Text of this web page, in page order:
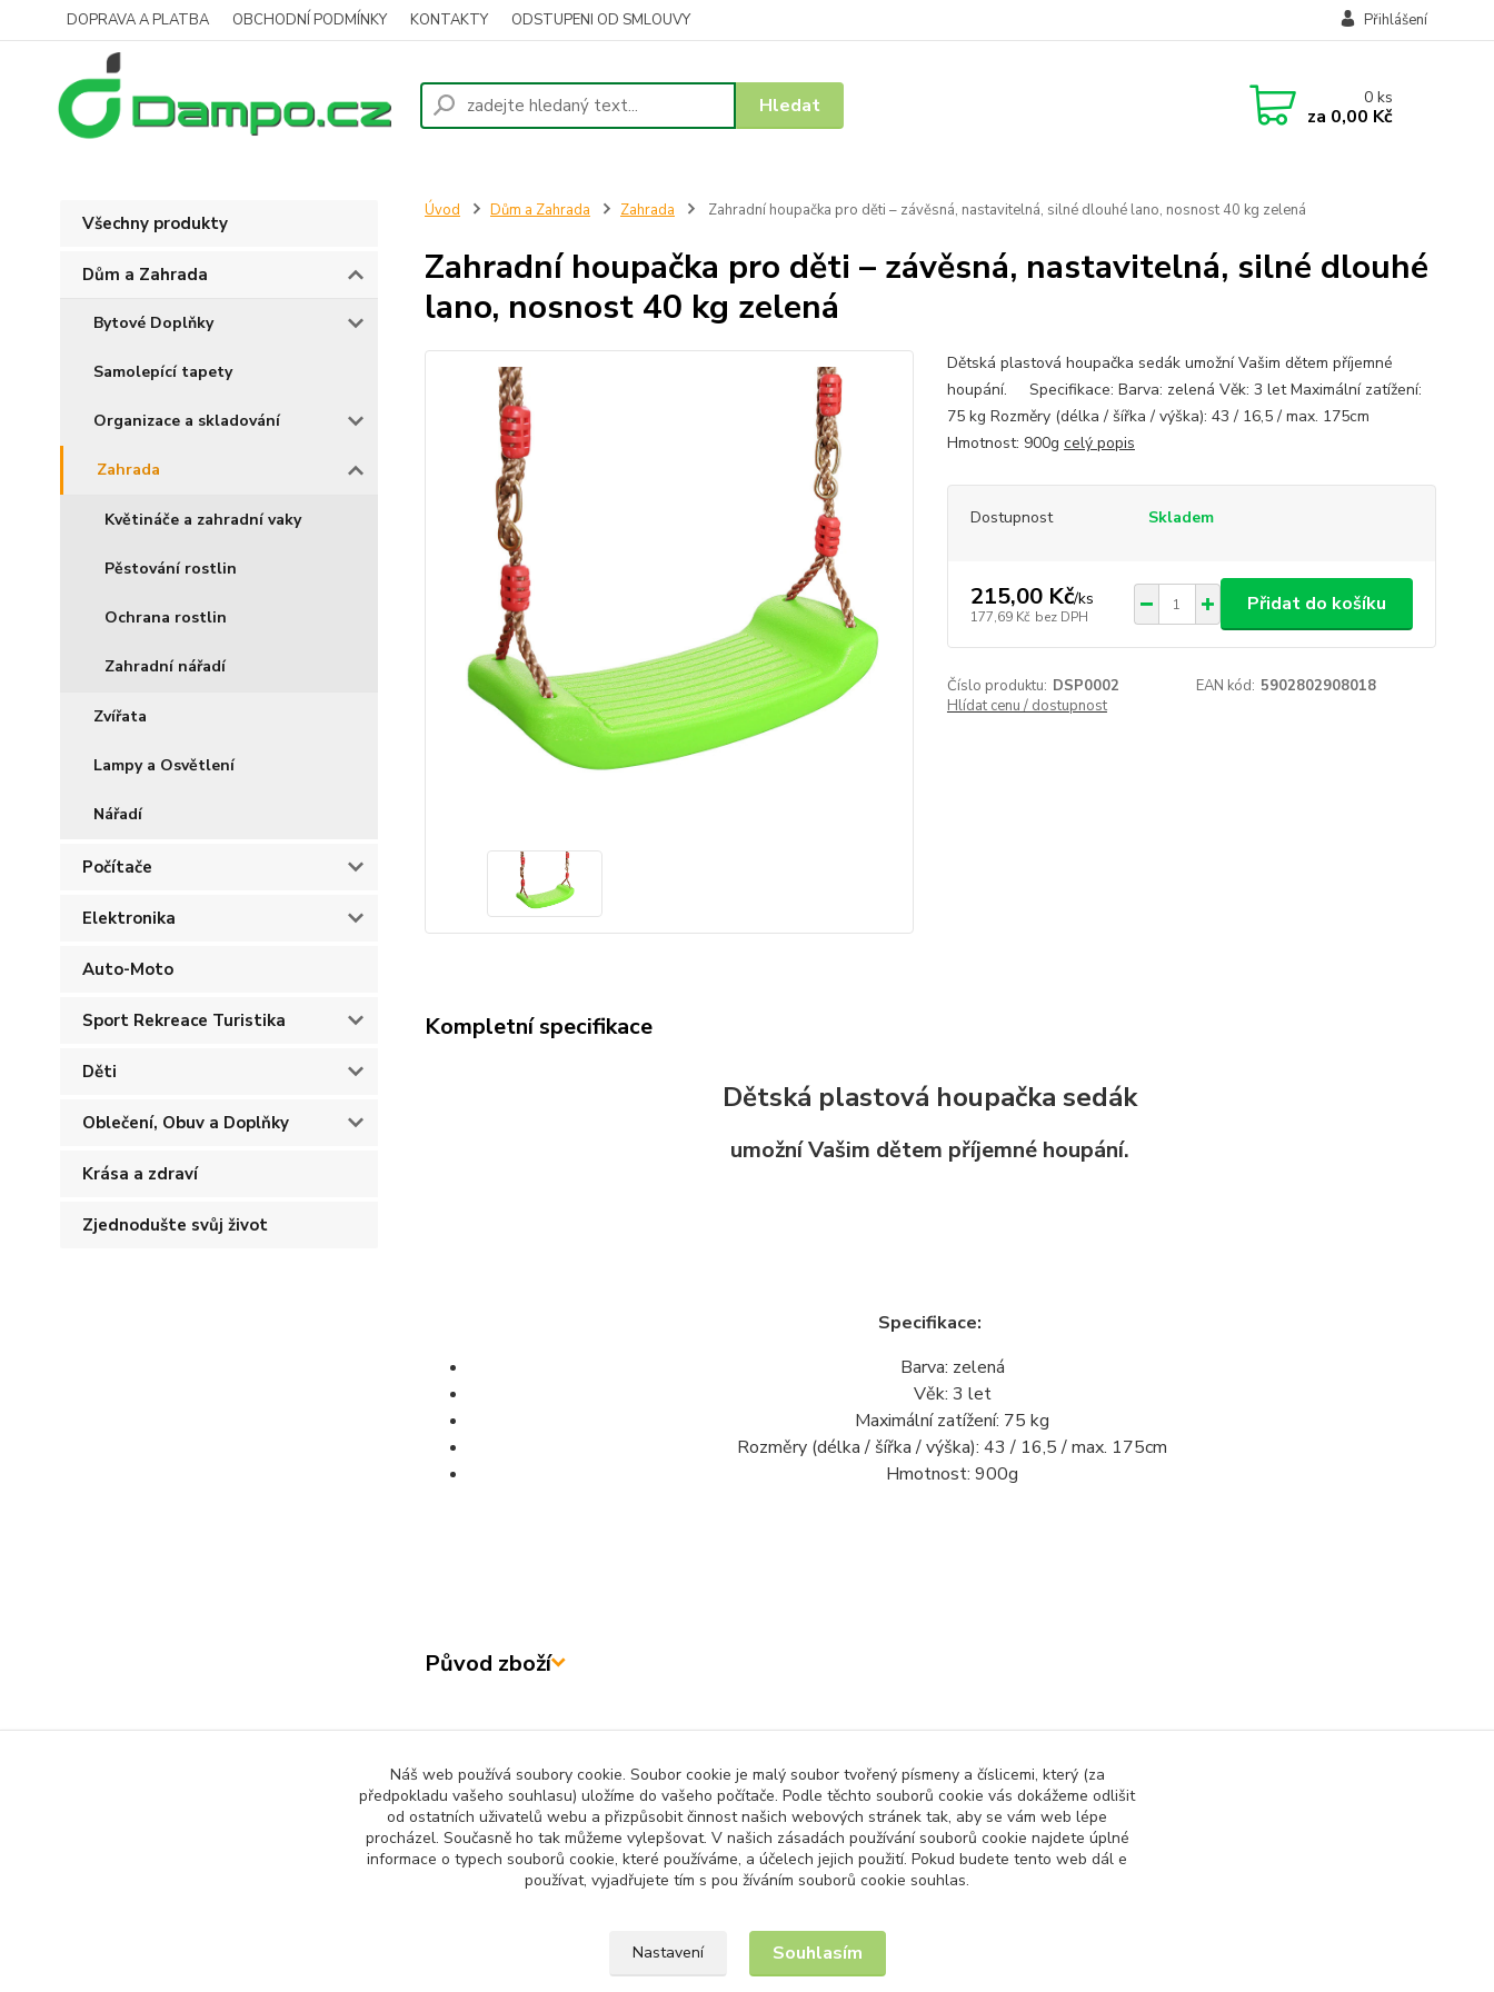
DOPRAVA A PLATBA OBCHODNÍ PODMÍNKY KONTAKTY ODSTUPENI OD SMLOUVY Přihlášení
Hledat 0ks
za 0,00 Kč
Všechny produkty
Dům a Zahrada
Bytové Doplňky
Samolepící tapety
Organizace a skladování
Zahrada
Květináče a zahradní vaky
Pěstování rostlin
Ochrana rostlin
Zahradní nářadí
Zvířata
Lampy a Osvětlení
Nářadí
Počítače
Elektronika
Auto-Moto
Sport Rekreace Turistika
Děti
Oblečení, Obuv a Doplňky
Krása a zdraví
Zjednodušte svůj život
Úvod Dům a Zahrada Zahrada Zahradní houpačka pro děti – závěsná, nastavitelná, silné dlouhé lano, nosnost 40 kg zelená
Zahradní houpačka pro děti – závěsná, nastavitelná, silné dlouhé
lano, nosnost 40 kg zelená
Dětská plastová houpačka sedák umožní Vašim dětem příjemné
houpání. Specifikace: Barva: zelená Věk: 3 let Maximální zatížení:
75 kg Rozměry (délka / šířka / výška): 43 / 16,5 / max. 175cm
Hmotnost: 900g celý popis
Dostupnost Skladem
215,00 Kč/ks
177,69 Kč bez DPH
Přidat do košíku
Číslo produktu: DSP0002 EAN kód: 5902802908018
Hlídat cenu / dostupnost
Kompletní specifikace
Dětská plastová houpačka sedák
umožní Vašim dětem příjemné houpání.
Specifikace:
Barva: zelená
Věk: 3 let
Maximální zatížení: 75 kg
Rozměry (délka / šířka / výška): 43 / 16,5 / max. 175cm
Hmotnost: 900g
Původ zboží
Zboží zařazeno v kategoriích
Všechny produkty Děti Zahrada
Upravit sběr cookies.
Náš web používá soubory cookie. Soubor cookie je malý soubor tvořený písmeny a číslicemi, který (za
předpokladu vašeho souhlasu) uložíme do vašeho počítače. Podle těchto souborů cookie vás dokážeme odlišit
od ostatních uživatelů webu a přizpůsobit činnost našich webových stránek tak, aby se vám web lépe
procházel. Současně ho tak můžeme vylepšovat. V našich zásadách používání souborů cookie najdete úplné
informace o typech souborů cookie, které používáme, a účelech jejich použití. Pokud budete tento web dál e
používat, vyjadřujete tím s pou žíváním souborů cookie souhlas.
Nastavení Souhlasím